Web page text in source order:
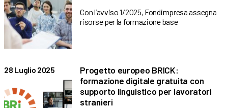
Con l’avviso 1/2025, Fondimpresa assegna
risorse per la formazione base
28 Luglio 2025
Progetto europeo BRICK:
formazione digitale gratuita con
supporto linguistico per lavoratori
stranieri